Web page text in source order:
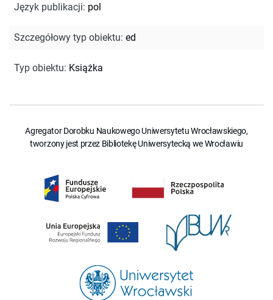
Język publikacji: pol
Szczegółowy typ obiektu: ed
Typ obiektu: Książka
Agregator Dorobku Naukowego Uniwersytetu Wrocławskiego,
tworzony jest przez Bibliotekę Uniwersytecką we Wrocławiu